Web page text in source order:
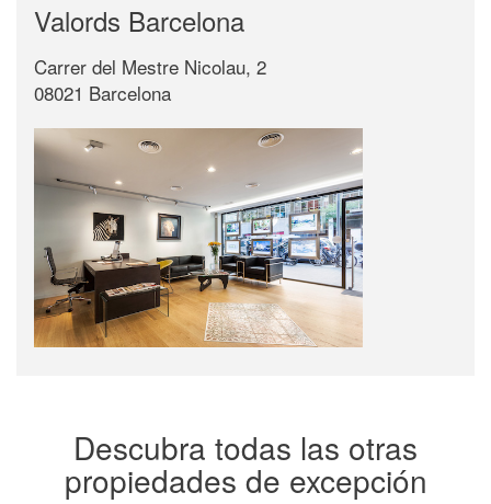
Valords Barcelona
Carrer del Mestre Nicolau, 2
08021 Barcelona
Descubra todas las otras
propiedades de excepción